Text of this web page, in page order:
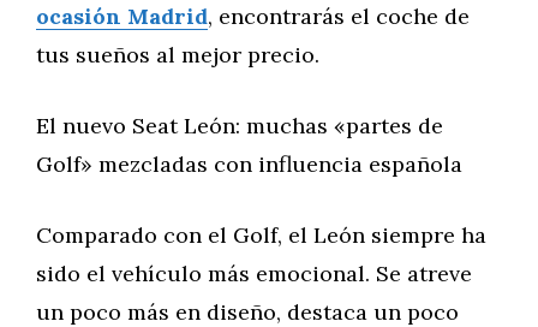
ocasión Madrid, encontrarás el coche de
tus sueños al mejor precio.
El nuevo Seat León: muchas «partes de
Golf» mezcladas con influencia española
Comparado con el Golf, el León siempre ha
sido el vehículo más emocional. Se atreve
un poco más en diseño, destaca un poco